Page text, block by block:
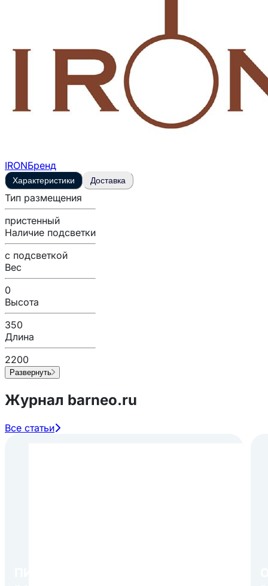
IRONБренд
Характеристики Доставка
Тип размещения
пристенный
Наличие подсветки
с подсветкой
Вес
0
Высота
350
Длина
2200
Развернуть
Журнал barneo.ru
Все статьи